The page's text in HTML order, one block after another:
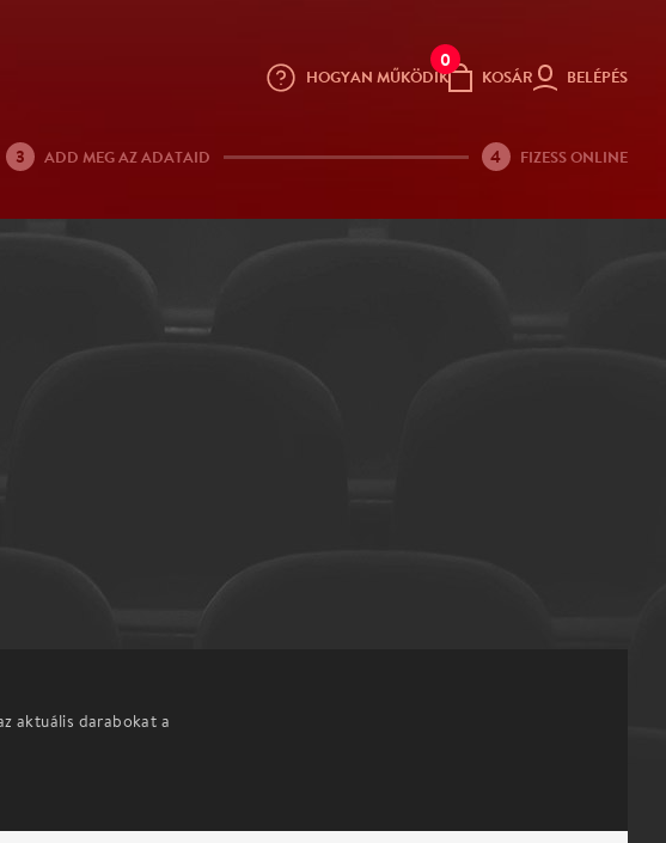
HOGYAN MŰKÖDIK
0
KOSÁR BELÉPÉS
3 ADD MEG AZ ADATAID 4 FIZESS ONLINE
aktuális darabokat a